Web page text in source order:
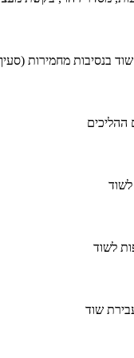
בנסיבות מחמירות (סעיף
ההליכים
לשוד
שוד